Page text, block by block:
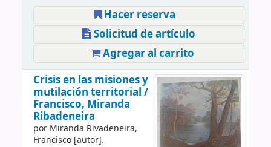
Hacer reserva
Solicitud de artículo
Agregar al carrito
Crisis en las misiones y
mutilación territorial /
Francisco, Miranda
Ribadeneira
por Miranda Rivadeneira,
Francisco[autor].